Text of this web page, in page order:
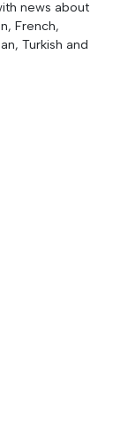
news about
French,
Turkish and